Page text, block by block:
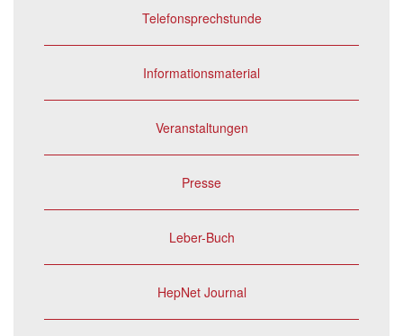
Telefonsprechstunde
Informationsmaterial
Veranstaltungen
Presse
Leber-Buch
HepNet Journal